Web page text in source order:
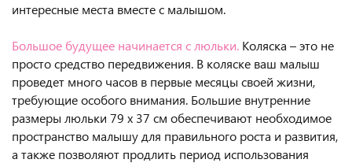
интересные места вместе с малышом.
Большое будущее начинается с люльки. Коляска – это не
просто средство передвижения. В коляске ваш малыш
проведет много часов в первые месяцы своей жизни,
требующие особого внимания. Большие внутренние
размеры люльки 79 х 37 см обеспечивают необходимое
пространство малышу для правильного роста и развития,
а также позволяют продлить период использования